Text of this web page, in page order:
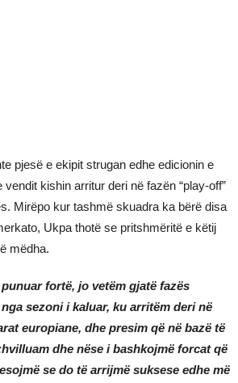
pjesë e ekipit strugan edhe edicionin e
kishin arritur deri në fazën “play-off”
Mirëpo kur tashmë skuadra ka bërë disa
Ukpa thotë se pritshmëritë e këtij
mëdha.
fortë, jo vetëm gjatë fazës
sezoni i kaluar, ku arritëm deri në
europiane, dhe presim që në bazë të
dhe nëse i bashkojmë forcat që
se do të arrijmë suksese edhe më